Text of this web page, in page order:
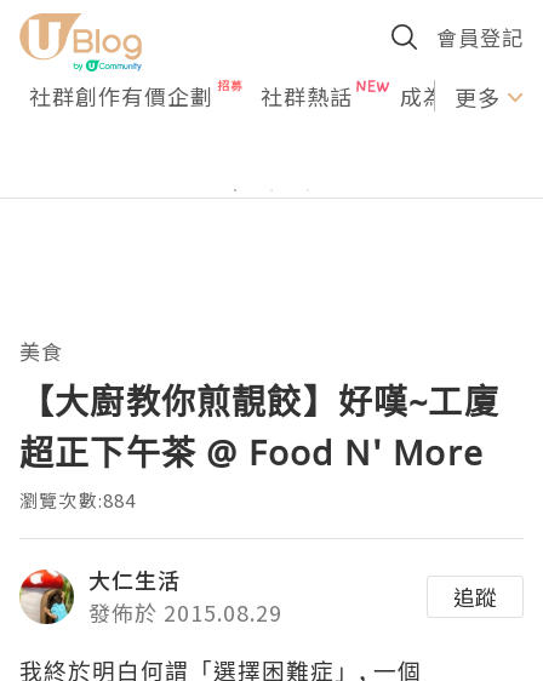
會員登記
社群創作有價企劃 社群熱話 成為U更多
美食
【大廚教你煎靚餃】好嘆~工廈
超正下午茶 @ Food N' More
瀏覽次數:884
大仁生活
發佈於 2015.08.29
追蹤
我終於明白何謂「選擇困難症」 , 一個